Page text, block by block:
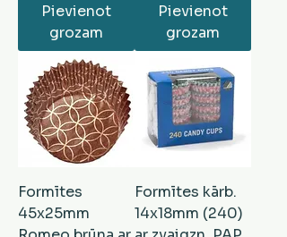
Pievienot
grozam
Pievienot
grozam
Formītes
45x25mm
Formītes kārb.
14x18mm (240)